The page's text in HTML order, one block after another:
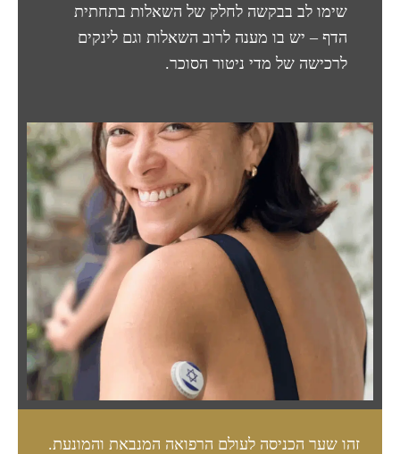
שימו לב בבקשה לחלק של השאלות בתחתית
הדף – יש בו מענה לרוב השאלות וגם לינקים
לרכישה של מדי ניטור הסוכר.
זהו שער הכניסה לעולם הרפואה המנבאת והמונעת.